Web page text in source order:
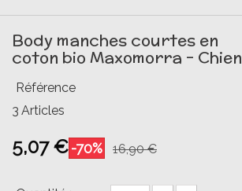
Body manches courtes en
coton bio Maxomorra - Chien
Référence
3 Articles
5,07 €-70% 16,90 €